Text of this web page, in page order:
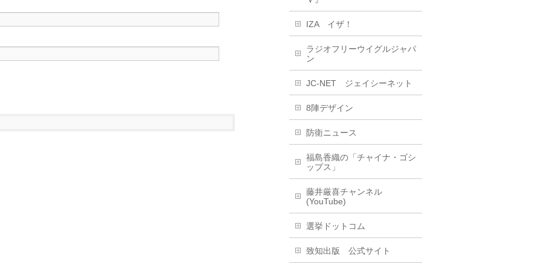
IZA イザ！
ラジオフリーウイグルジャパ
ン
JC-NET ジェイシーネット
8陣デザイン
防衛ニュース
福島香織の「チャイナ・ゴシ
ップス」
藤井厳喜チャンネル
(YouTube)
選挙ドットコム
致知出版 公式サイト